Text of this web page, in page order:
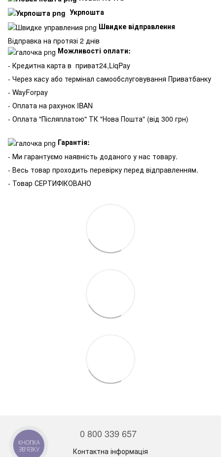
Укрпошта
Швидке відправлення
Відправка на протязі 2 днів
Можливості оплати:
- Кредитна карта в приват24,LiqPay
- Через касу або термінал самообслуговування Приватбанку
- WayForpay
- Оплата на рахунок IBAN
- Оплата "Післяплатою" ТК "Нова Пошта" (від 300 грн)
Гарантія:
- Ми гарантуємо наявність доданого у нас товару.
- Весь товар проходить перевірку перед відправленням.
- Товар СЕРТИФІКОВАНО
0 800 339 657
Контактна інформація